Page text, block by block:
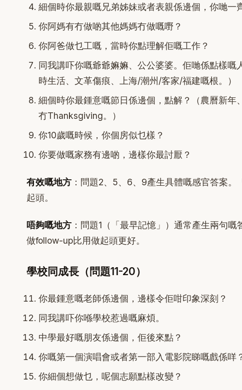
細個時你最親嘅兄弟姊妹或者表親係邊個，你哋一
你阿媽有冇做啲其他媽媽冇做嘅嘢？
你阿爸做乜工嘅，當時你點理解佢嘅工作？
同我講吓你嘅爺爺嫲嫲、公公婆婆。佢哋係點樣
時生活、文革傷痕、上海/潮州/客家/福建嘅根。）
細個時你最鍾意嘅節日係邊個，點解？（農曆新年
冇Thanksgiving。）
你10歲嘅時候，你個房似乜樣？
你要做嘅家務有邊啲，邊樣你最討厭？
有效嘅地方 ：問題2、5、6、9產生具體嘅感官答案
起頭。
唔夠嘅地方 ：問題1（「最早記憶」）通常產生兩句
做follow-up比用做起頭更好。
學校同成長（問題11-20）
你最鍾意嘅老師係邊個，邊樣令佢咁印象深刻？
同我講吓你喺學校惹過嘅麻煩。
中學最好嘅朋友係邊個，佢後來點？
你嘅第一個演唱會或者第一部入電影院睇嘅戲係咩
你細個想做乜，呢個志願點樣改變？